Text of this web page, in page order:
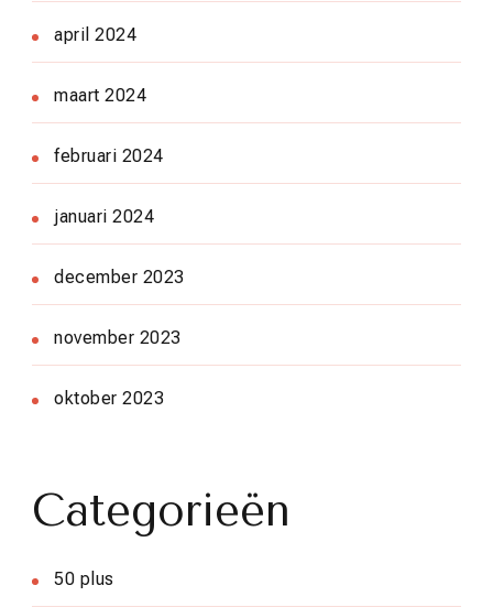
april 2024
maart 2024
februari 2024
januari 2024
december 2023
november 2023
oktober 2023
Categorieën
50 plus